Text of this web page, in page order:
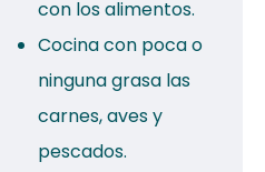
con los alimentos.
Cocina con poca o
ninguna grasa las
carnes, aves y
pescados.